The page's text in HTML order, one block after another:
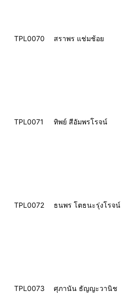
TPL0070 สราพร แช่มช้อย
TPL0071 ทิพย์ สีอัมพรโรจน์
TPL0072 ธนพร โตธนะรุ่งโรจน์
TPL0073 ศุภานัน ธัญญะวานิช